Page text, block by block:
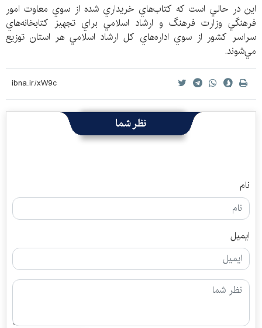
اين در حالي است كه كتاب‌هاي خريداري شده از سوي معاوت امور
فرهنگي وزارت فرهنگ و ارشاد اسلامي براي تجهيز كتابخانه‌هاي
سراسر كشور از سوي اداره‌هاي كل ارشاد اسلامي هر استان توزيع
مي‌شوند.
نظر شما
نام
ایمیل